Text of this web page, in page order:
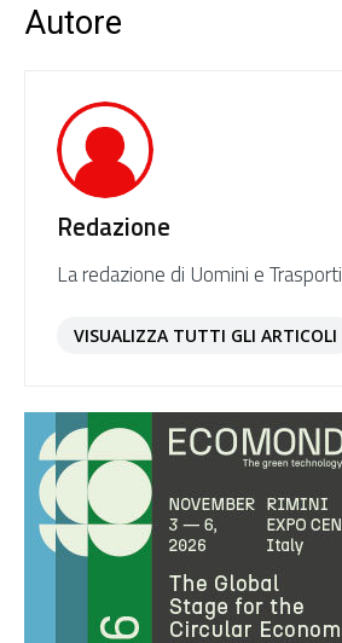
Autore
Redazione
La redazione di Uomini e Trasporti
VISUALIZZA TUTTI GLI ARTICOLI